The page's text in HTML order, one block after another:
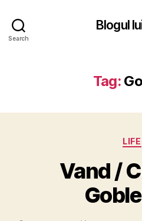
Search
Blogul
Tag:
LIFE
Vand /